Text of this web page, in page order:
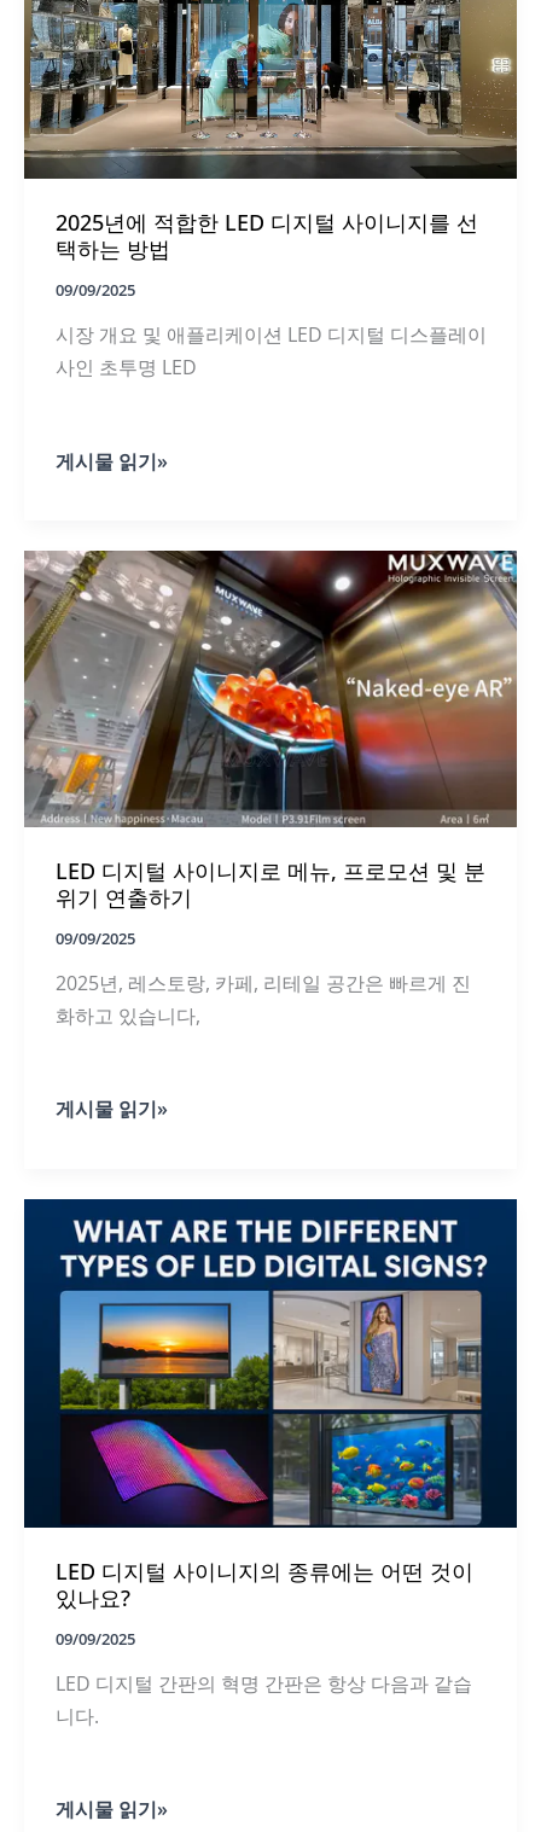
증
강
현
실
경
험
의
결
2025년에 적합한 LED 디지털 사이니지를 선
택하는 방법
09/09/2025
시장 개요 및 애플리케이션 LED 디지털 디스플레이
사인 초투명 LED
2025
합
한
LED
디
지
이
니
지
를
선
택
는
방
법
게시물 읽기»
LED 디지털 사이니지로 메뉴, 프로모션 및 분
위기 연출하기
09/09/2025
2025년, 레스토랑, 카페, 리테일 공간은 빠르게 진
화하고 있습니다,
LED
사
이
지
로
프
로
모
기
출
하
기
게시물 읽기»
LED 디지털 사이니지의 종류에는 어떤 것이
있나요?
09/09/2025
LED 디지털 간판의 혁명 간판은 항상 다음과 같습
니다.
LED
게시물 읽기»